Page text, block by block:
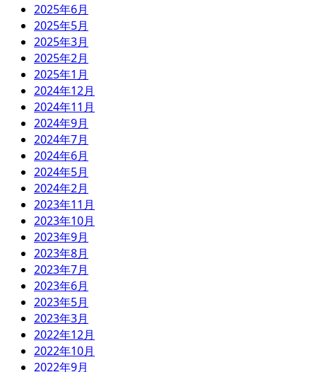
2025年6月
2025年5月
2025年3月
2025年2月
2025年1月
2024年12月
2024年11月
2024年9月
2024年7月
2024年6月
2024年5月
2024年2月
2023年11月
2023年10月
2023年9月
2023年8月
2023年7月
2023年6月
2023年5月
2023年3月
2022年12月
2022年10月
2022年9月